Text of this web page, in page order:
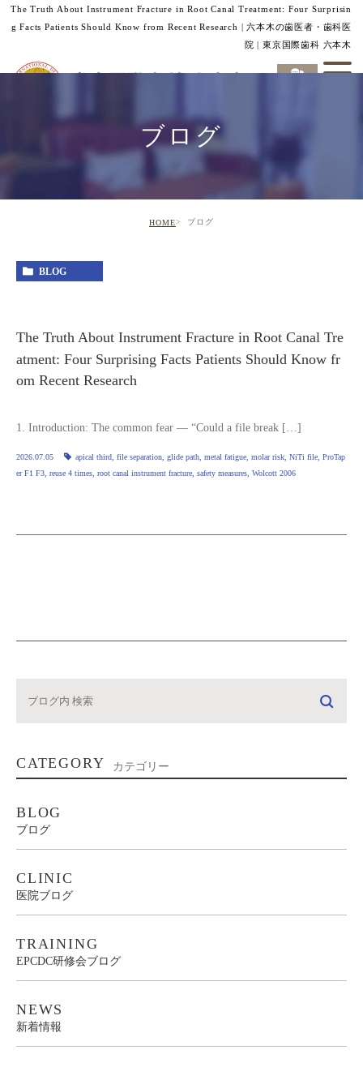
The Truth About Instrument Fracture in Root Canal Treatment: Four Surprisin
g Facts Patients Should Know from Recent Research | 六本木の歯医者・歯科医
院 | 東京国際歯科 六本木
ブログ
HOME ブログ
BLOG
The Truth About Instrument Fracture in Root Canal Tre
atment: Four Surprising Facts Patients Should Know fr
om Recent Research
1. Introduction: The common fear — “Could a file break […]
2026.07.05 apical third, file separation, glide path, metal fatigue, molar risk, NiTi file, ProTap
er F1 F3, reuse 4 times, root canal instrument fracture, safety measures, Wolcott 2006
CATEGORY カテゴリー
BLOG
ブログ
CLINIC
医院ブログ
TRAINING
EPCDC研修会ブログ
NEWS
新着情報